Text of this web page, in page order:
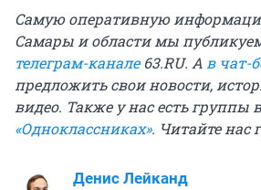
Самую оперативную
Самары и области мы
телеграм-канале63.RU. А в чат-
предложить свои новости,
видео. Также у нас есть группы
«Одноклассниках». Читайте нас
Денис Лейканд